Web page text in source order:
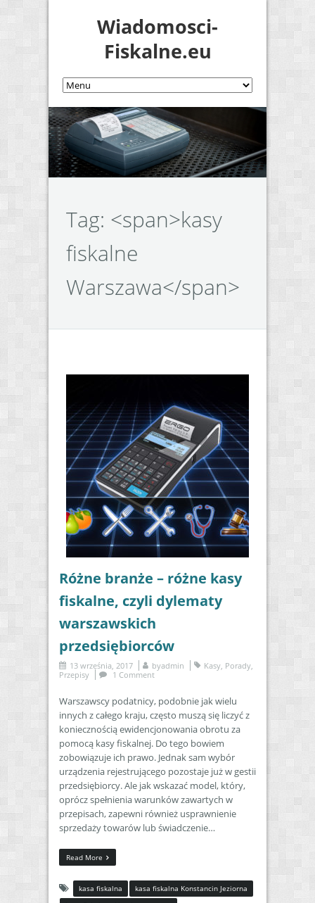
Wiadomosci-
Fiskalne.eu
Tag: <span>kasy
fiskalne
Warszawa</span>
Różne branże – różne kasy
fiskalne, czyli dylematy
warszawskich
przedsiębiorców
13 września, 2017 byadmin Kasy, Porady,
Przepisy
1 Comment
Warszawscy podatnicy, podobnie jak wielu
innych z całego kraju, często muszą się liczyć z
koniecznością ewidencjonowania obrotu za
pomocą kasy fiskalnej. Do tego bowiem
zobowiązuje ich prawo. Jednak sam wybór
urządzenia rejestrującego pozostaje już w gestii
przedsiębiorcy. Ale jak wskazać model, który,
oprócz spełnienia warunków zawartych w
przepisach, zapewni również usprawnienie
sprzedaży towarów lub świadczenie…
Read More
kasa fiskalna
kasa fiskalna Konstancin Jeziorna